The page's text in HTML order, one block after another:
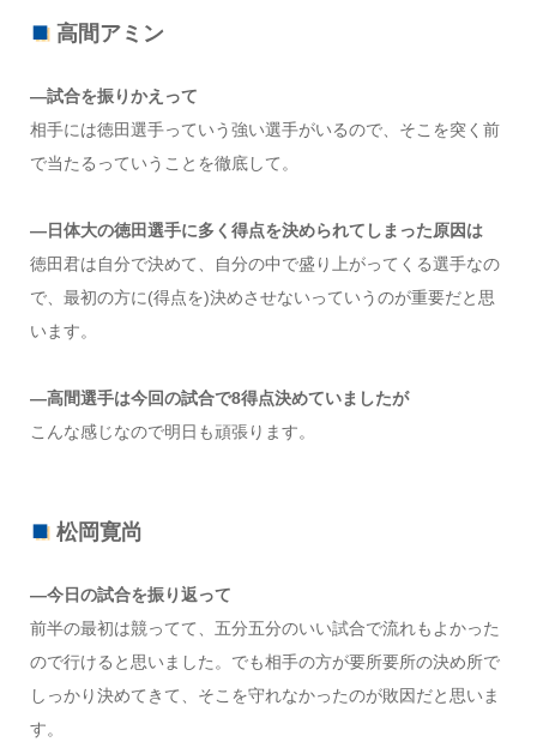
高間アミン
―試合を振りかえって
相手には徳田選手っていう強い選手がいるので、そこを突く前
で当たるっていうことを徹底して。
―日体大の徳田選手に多く得点を決められてしまった原因は
徳田君は自分で決めて、自分の中で盛り上がってくる選手なの
で、最初の方に(得点を)決めさせないっていうのが重要だと思
います。
―高間選手は今回の試合で8得点決めていましたが
こんな感じなので明日も頑張ります。
松岡寛尚
―今日の試合を振り返って
前半の最初は競ってて、五分五分のいい試合で流れもよかった
ので行けると思いました。でも相手の方が要所要所の決め所で
しっかり決めてきて、そこを守れなかったのが敗因だと思いま
す。